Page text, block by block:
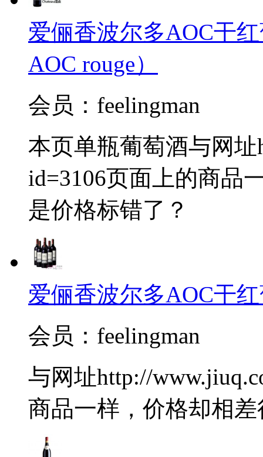
爱俪香波尔多AOC干
AOC rouge）
会员：feelingman
本页单瓶葡萄酒与网址
id=3106页面上的商品
是价格标错了？
爱俪香波尔多AOC干
会员：feelingman
与网址http://
商品一样，价格却相